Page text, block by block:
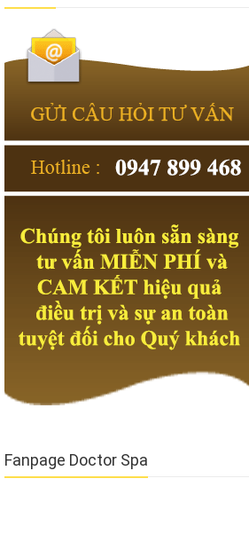
Fanpage Doctor Spa